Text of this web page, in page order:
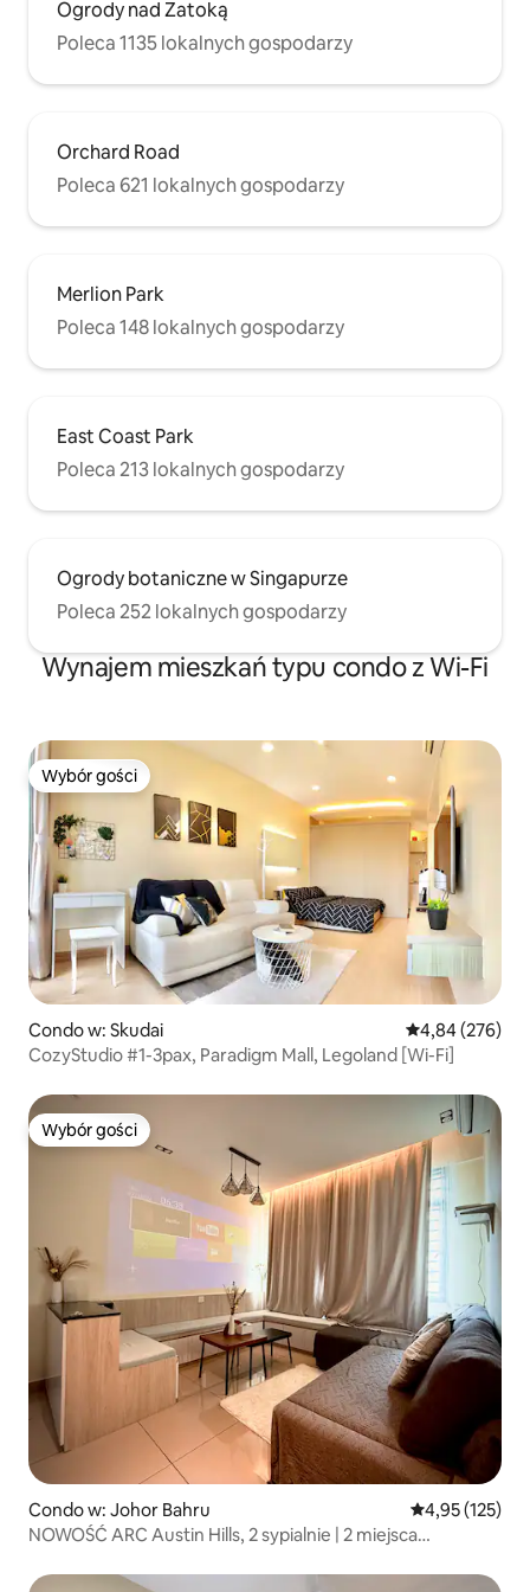
Ogrody nad Zatoką
Poleca 1135 lokalnych gospodarzy
Orchard Road
Poleca 621 lokalnych gospodarzy
Merlion Park
Poleca 148 lokalnych gospodarzy
East Coast Park
Poleca 213 lokalnych gospodarzy
Ogrody botaniczne w Singapurze
Poleca 252 lokalnych gospodarzy
Wynajem mieszkań typu condo z Wi-Fi
Wybór gości
Wybór gości
Condo w: Skudai Średnia
4,84 (276)
CozyStudio #1-3pax, Paradigm Mall, Legoland [Wi-Fi]
Wybór gości
Wybór gości
Condo w: Johor Bahru Średnia
4,95 (125)
NOWOŚĆ ARC Austin Hills, 2 sypialnie | 2 miejsca